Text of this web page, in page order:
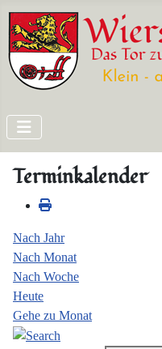
Terminkalender
Nach Jahr
Nach Monat
Nach Woche
Heute
Gehe zu Monat